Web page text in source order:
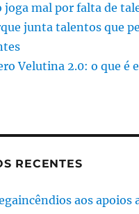
joga mal por falta de
junta talentos que
Velutina 2.0: o que é
RECENTES
aos apoios